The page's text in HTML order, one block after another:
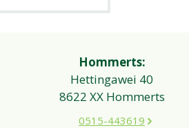
Hommerts:
Hettingawei 40
8622 XX Hommerts
0515-443619